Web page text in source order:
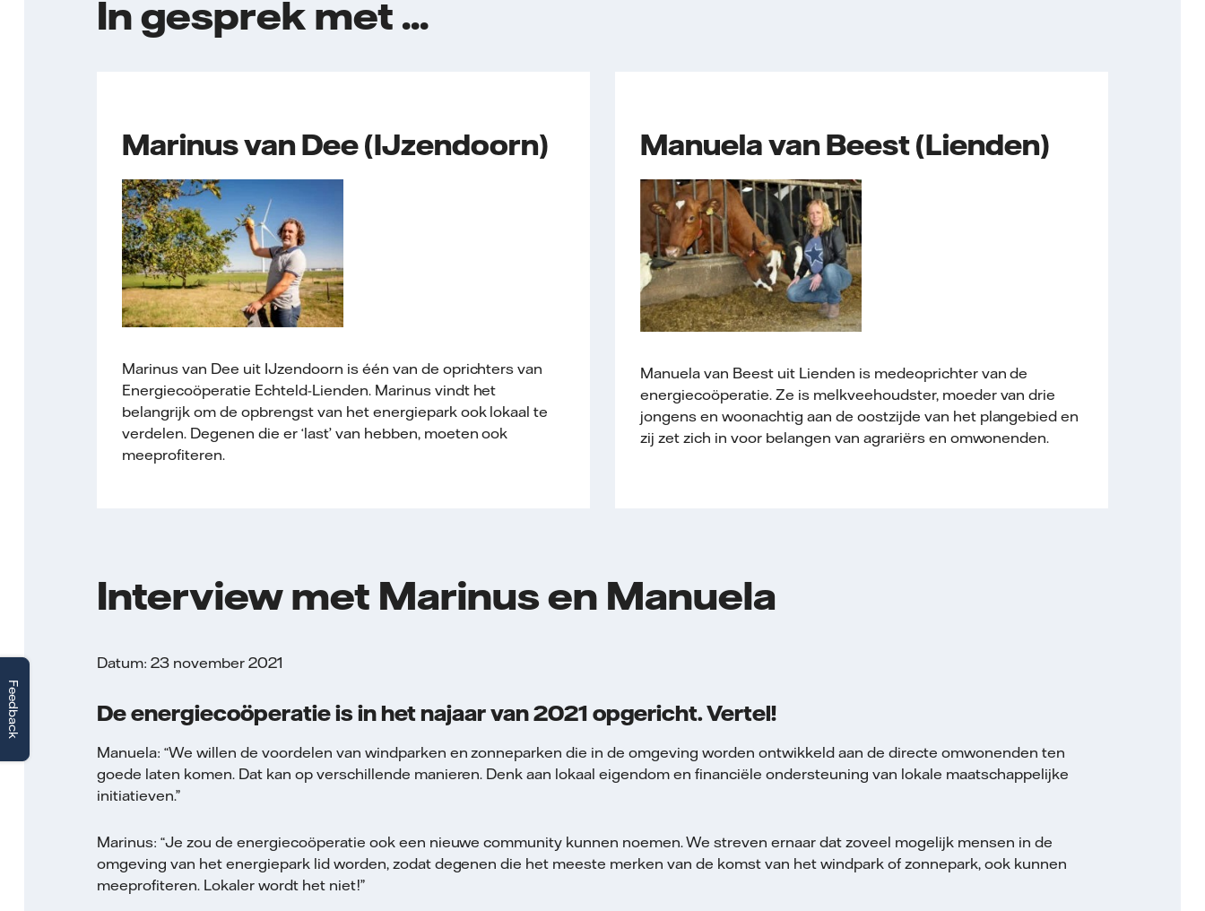
In gesprek met ...
Marinus van Dee (IJzendoorn)
Marinus van Dee uit IJzendoorn is één van de oprichters van
Energiecoöperatie Echteld-Lienden. Marinus vindt het
belangrijk om de opbrengst van het energiepark ook lokaal te
verdelen. Degenen die er ‘last’ van hebben, moeten ook
meeprofiteren.
Manuela van Beest (Lienden)
Manuela van Beest uit Lienden is medeoprichter van de
energiecoöperatie. Ze is melkveehoudster, moeder van drie
jongens en woonachtig aan de oostzijde van het plangebied en
zij zet zich in voor belangen van agrariërs en omwonenden.
Interview met Marinus en Manuela
Datum: 23 november 2021
De energiecoöperatie is in het najaar van 2021 opgericht. Vertel!
Manuela: “We willen de voordelen van windparken en zonneparken die in de omgeving worden ontwikkeld aan de directe omwonenden ten
goede laten komen. Dat kan op verschillende manieren. Denk aan lokaal eigendom en financiële ondersteuning van lokale maatschappelijke
initiatieven.”
Marinus: “Je zou de energiecoöperatie ook een nieuwe community kunnen noemen. We streven ernaar dat zoveel mogelijk mensen in de
omgeving van het energiepark lid worden, zodat degenen die het meeste merken van de komst van het windpark of zonnepark, ook kunnen
meeprofiteren. Lokaler wordt het niet!”
Feedback